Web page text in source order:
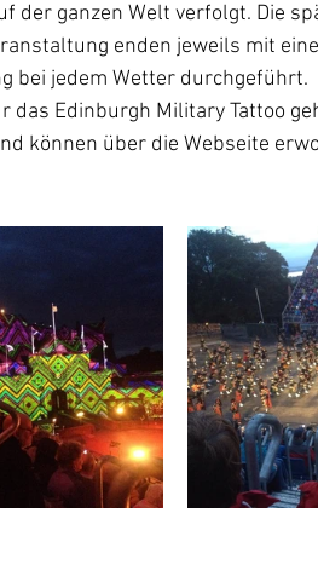
der ganzen Welt verfolgt. Die
enden jeweils mit
bei jedem Wetter durchgeführt.
das Edinburgh Military Tattoo
können über die Webseite